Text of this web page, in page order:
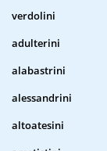
verdolini
adulterini
alabastrini
alessandrini
altoatesini